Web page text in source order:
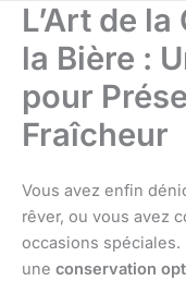
L’Art de
la Bière :
pour
Fraîcheur
Vous avez enfin
rêver, ou vous avez
occasions
une conservation